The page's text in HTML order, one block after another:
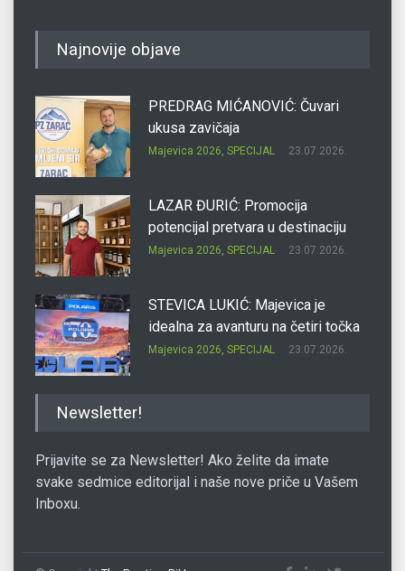
Najnovije objave
PREDRAG MIĆANOVIĆ: Čuvari
ukusa zavičaja
Majevica 2026, SPECIJAL 23.07.2026.
LAZAR ĐURIĆ: Promocija
potencijal pretvara u destinaciju
Majevica 2026, SPECIJAL 23.07.2026.
STEVICA LUKIĆ: Majevica je
idealna za avanturu na četiri točka
Majevica 2026, SPECIJAL 23.07.2026.
Newsletter!
Prijavite se za Newsletter! Ako želite da imate
svake sedmice editorijal i naše nove priče u Vašem
Inboxu.